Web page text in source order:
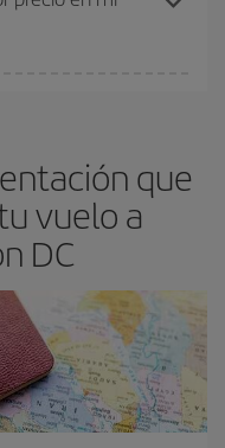
estén disponibles o se
que
vuelo a
DC